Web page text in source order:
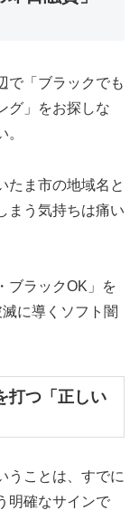
で「ブラックでも
グ」をお探しな
たま市の地域名と
まう気持ちは痛い
ブラックOK」を
に導くソフト闇
打つ「正しい
うことは、すでに
明確なサインで